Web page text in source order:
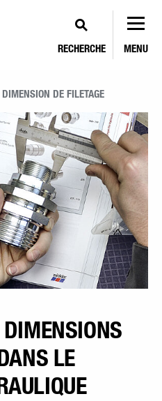
RECHERCHE MENU
DE FILETAGE
LE